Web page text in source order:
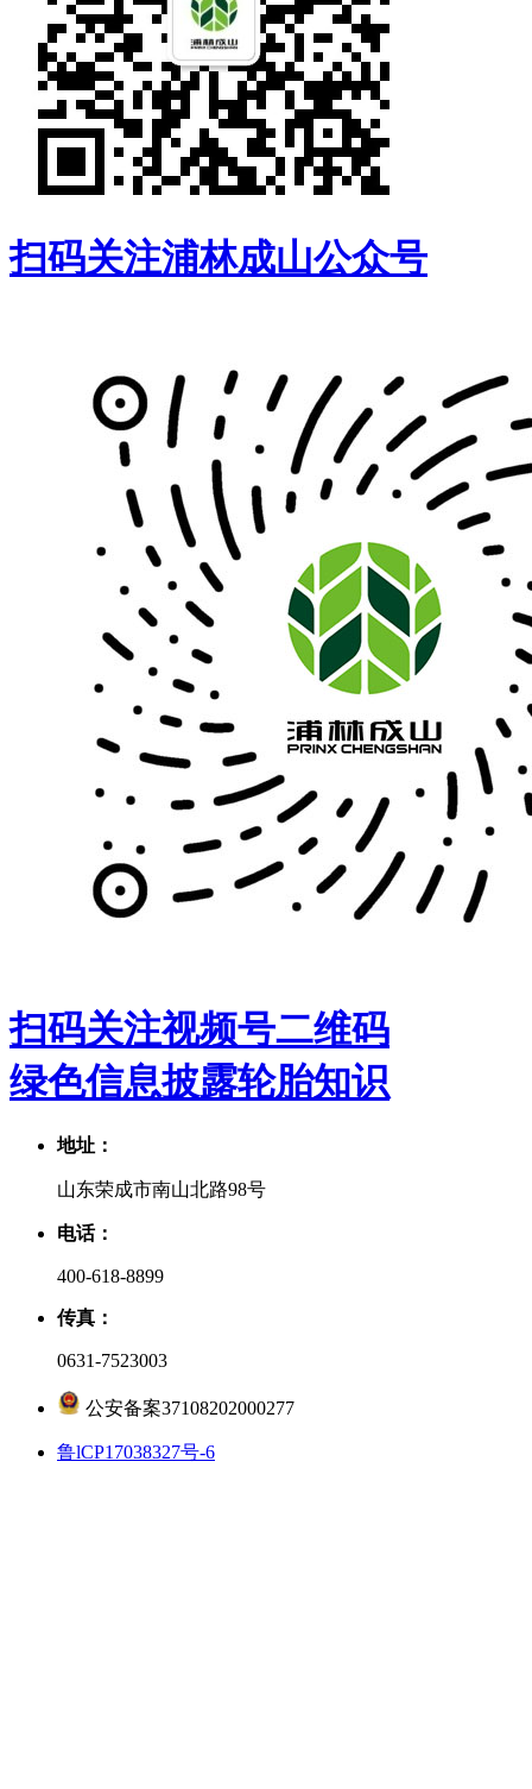
扫码关注浦林成山公众号
扫码关注视频号二维码
绿色信息披露轮胎知识
地址：
山东荣成市南山北路98号
电话：
400-618-8899
传真：
0631-7523003
公安备案37108202000277
鲁lCP17038327号-6